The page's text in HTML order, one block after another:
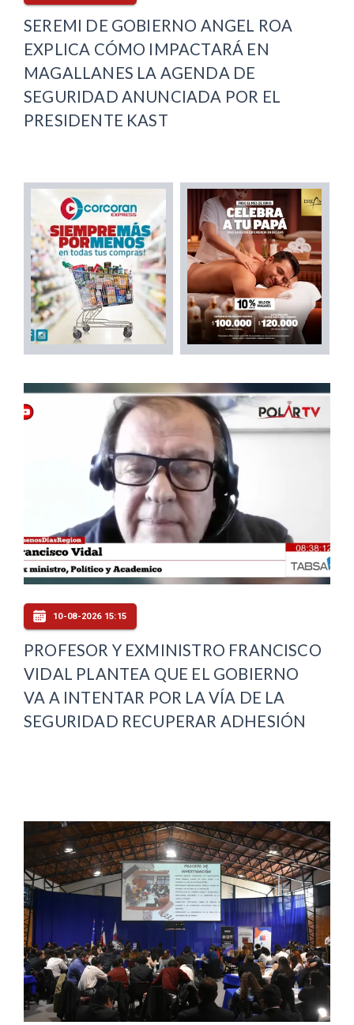
SEREMI DE GOBIERNO ANGEL ROA
EXPLICA CÓMO IMPACTARÁ EN
MAGALLANES LA AGENDA DE
SEGURIDAD ANUNCIADA POR EL
PRESIDENTE KAST
10-08-2026 15:15
PROFESOR Y EXMINISTRO FRANCISCO
VIDAL PLANTEA QUE EL GOBIERNO
VA A INTENTAR POR LA VÍA DE LA
SEGURIDAD RECUPERAR ADHESIÓN